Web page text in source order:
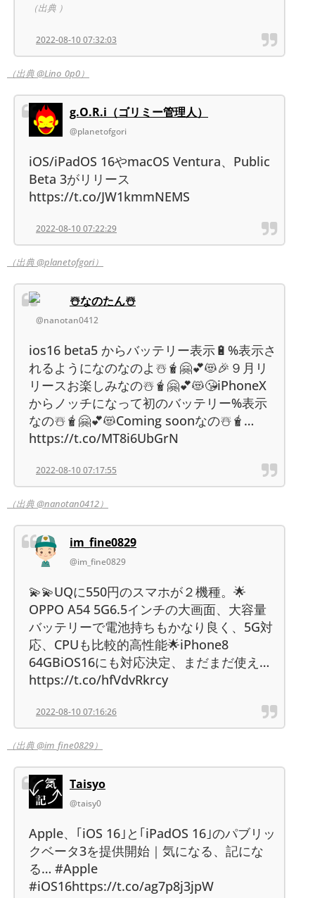
（出典 ）
2022-08-10 07:32:03
（出典 @Lino_0p0）
g.O.R.i（ゴリミー管理人）
@planetofgori
iOS/iPadOS 16やmacOS Ventura、Public
Beta 3がリリース
https://t.co/JW1kmmNEMS
2022-08-10 07:22:29
（出典 @planetofgori）
☃️なのたん☃️
@nanotan0412
ios16 beta5 からバッテリー表示🔋%表示さ
れるようになのなのよ☃️🧋🤗💕😻🎉９月リ
リースお楽しみなの☃️🧋🤗💕😻😘iPhoneX
からノッチになって初のバッテリー%表示
なの☃️🧋🤗💕😻Coming soonなの☃️🧋…
https://t.co/MT8i6UbGrN
2022-08-10 07:17:55
（出典 @nanotan0412）
im_fine0829
@im_fine0829
💫💫UQに550円のスマホが２機種。🌟
OPPO A54 5G6.5インチの大画面、大容量
バッテリーで電池持ちもかなり良く、5G対
応、CPUも比較的高性能🌟iPhone8
64GBiOS16にも対応決定、まだまだ使え…
https://t.co/hfVdvRkrcy
2022-08-10 07:16:26
（出典 @im_fine0829）
Taisyo
@taisy0
Apple、｢iOS 16｣と｢iPadOS 16｣のパブリッ
クベータ3を提供開始｜気になる、記にな
る… #Apple
#iOS16https://t.co/ag7p8j3jpW